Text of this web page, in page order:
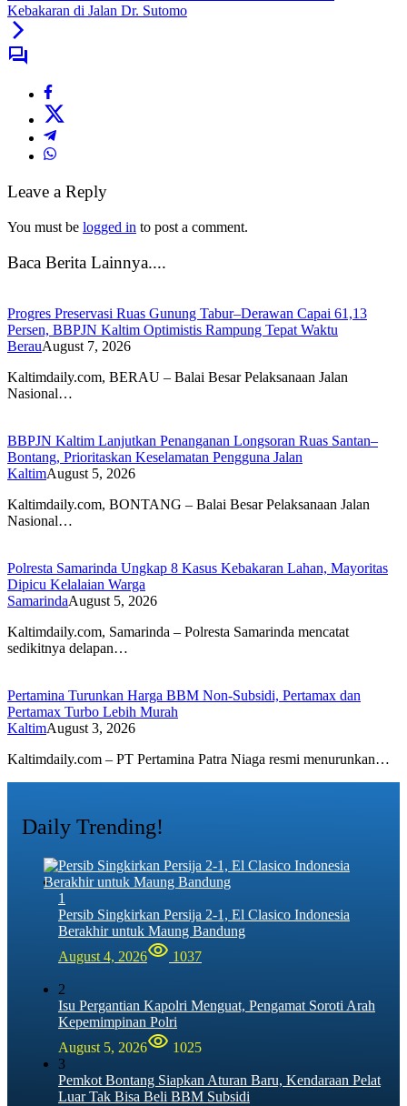
Kebakaran di Jalan Dr. Sutomo
Leave a Reply
You must be logged in to post a comment.
Baca Berita Lainnya....
Progres Preservasi Ruas Gunung Tabur–Derawan Capai 61,13
Persen, BBPJN Kaltim Optimistis Rampung Tepat Waktu
BerauAugust 7, 2026
Kaltimdaily.com, BERAU – Balai Besar Pelaksanaan Jalan
Nasional…
BBPJN Kaltim Lanjutkan Penanganan Longsoran Ruas Santan–
Bontang, Prioritaskan Keselamatan Pengguna Jalan
KaltimAugust 5, 2026
Kaltimdaily.com, BONTANG – Balai Besar Pelaksanaan Jalan
Nasional…
Polresta Samarinda Ungkap 8 Kasus Kebakaran Lahan, Mayoritas
Dipicu Kelalaian Warga
SamarindaAugust 5, 2026
Kaltimdaily.com, Samarinda – Polresta Samarinda mencatat
sedikitnya delapan…
Pertamina Turunkan Harga BBM Non-Subsidi, Pertamax dan
Pertamax Turbo Lebih Murah
KaltimAugust 3, 2026
Kaltimdaily.com – PT Pertamina Patra Niaga resmi menurunkan…
Daily Trending!
1
Persib Singkirkan Persija 2-1, El Clasico Indonesia
Berakhir untuk Maung Bandung
August 4, 2026
1037
2
Isu Pergantian Kapolri Menguat, Pengamat Soroti Arah
Kepemimpinan Polri
August 5, 2026
1025
3
Pemkot Bontang Siapkan Aturan Baru, Kendaraan Pelat
Luar Tak Bisa Beli BBM Subsidi